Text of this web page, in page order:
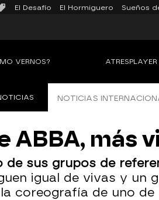
El Desafío El Hormiguero Sueños
VERNOS? ATRESPLAYER
NOTICIAS
ABBA, más
de sus grupos de
igual de vivas y un
coreografía de uno